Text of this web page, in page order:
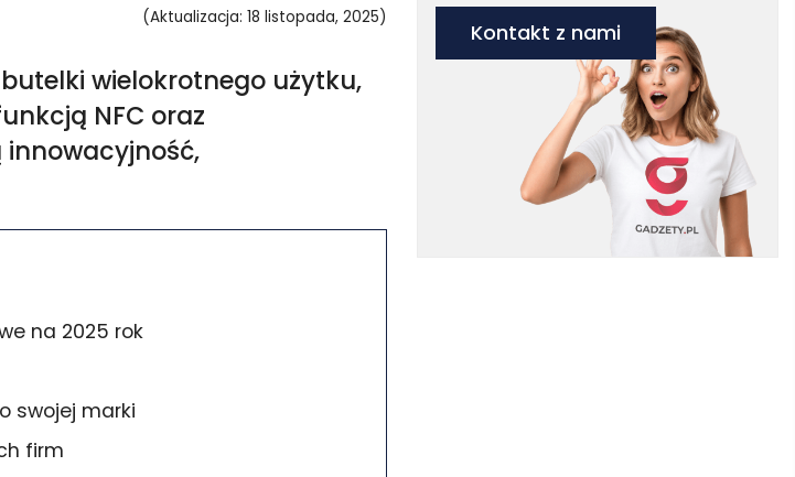
(Aktualizacja: 18 listopada, 2025)
wielokrotnego użytku,
NFC oraz
innowacyjność,
na 2025 rok
swojej marki
firm
Kontakt z nami